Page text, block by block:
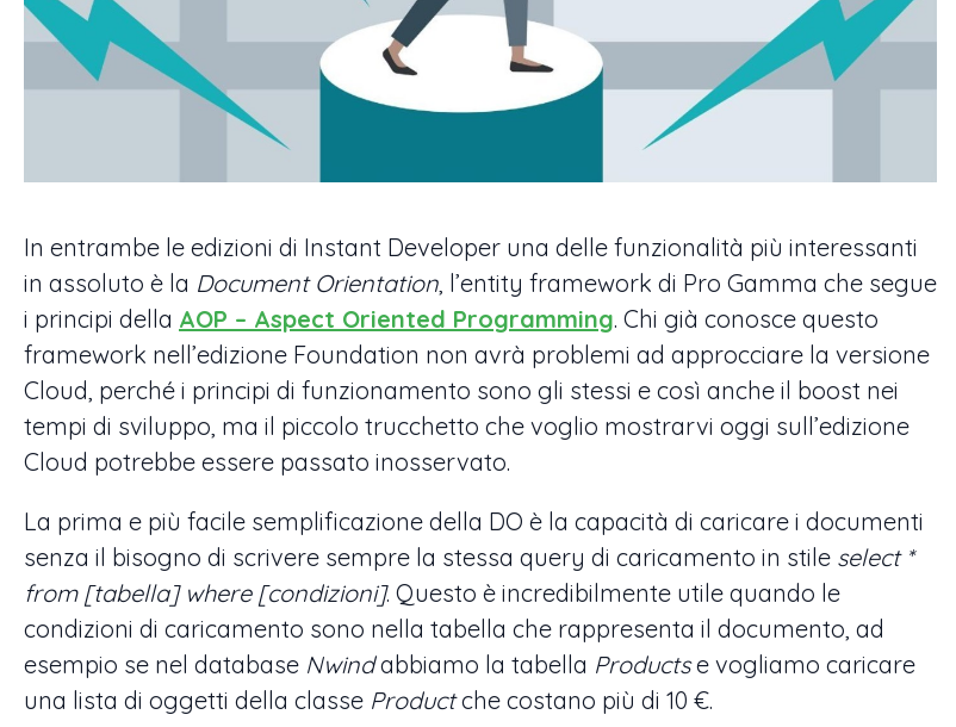
In entrambe le edizioni di Instant Developer una delle funzionalità più interessanti
in assoluto è la Document Orientation , l’entity framework di Pro Gamma che segue
i principi della AOP – Aspect Oriented Programming. Chi già conosce questo
framework nell’edizione Foundation non avrà problemi ad approcciare la versione
Cloud, perché i principi di funzionamento sono gli stessi e così anche il boost nei
tempi di sviluppo, ma il piccolo trucchetto che voglio mostrarvi oggi sull’edizione
Cloud potrebbe essere passato inosservato.
La prima e più facile semplificazione della DO è la capacità di caricare i documenti
senza il bisogno di scrivere sempre la stessa query di caricamento in stile select *
from [tabella] where [condizioni]. Questo è incredibilmente utile quando le
condizioni di caricamento sono nella tabella che rappresenta il documento, ad
esempio se nel database Nwindabbiamo la tabella Productse vogliamo caricare
una lista di oggetti della classe Productche costano più di 10 €.